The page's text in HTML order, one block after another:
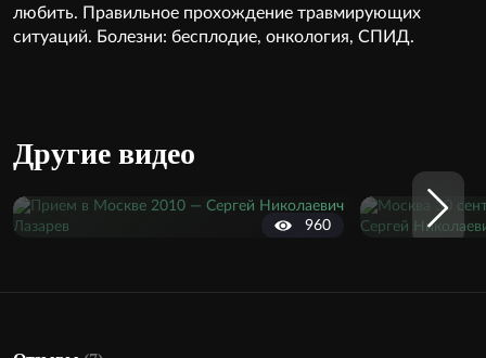
любить. Правильное прохождение травмирующих
ситуаций. Болезни: бесплодие, онкология, СПИД.
Другие видео
960